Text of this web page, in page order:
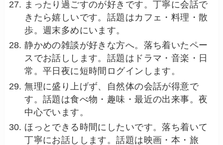
まったり過ごすのが好きです。丁寧に会話で
きたら嬉しいです。話題はカフェ・料理・散
歩。週末多めにいます。
静かめの雑談が好きな方へ。落ち着いたペー
スでお話しします。話題はドラマ・音楽・日
常。平日夜に短時間ログインします。
無理に盛り上げず、自然体の会話が得意で
す。話題は食べ物・趣味・最近の出来事。夜
中心でいます。
ほっとできる時間にしたいです。落ち着いて
丁寧にお話しします。話題は映画・本・旅